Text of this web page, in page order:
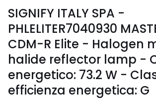
SIGNIFY ITALY SPA -
PHLELITER7040930
CDM-R Elite - Halogen
halide reflector lamp -
energetico: 73.2 W -
efficienza energetica: G